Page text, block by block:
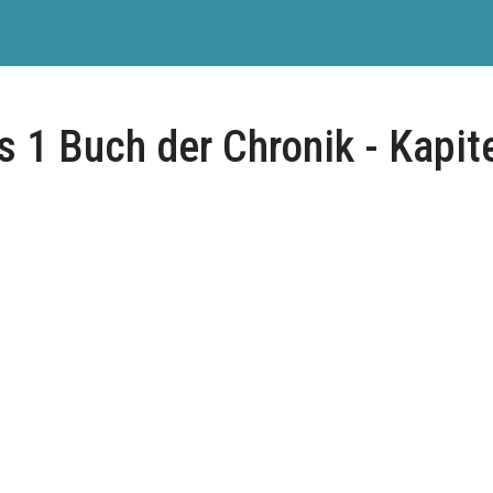
1 Buch der Chronik -